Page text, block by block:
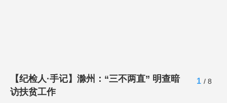
【纪检人·手记】滁州：“三不两直” 明查暗
访扶贫工作
1 / 8